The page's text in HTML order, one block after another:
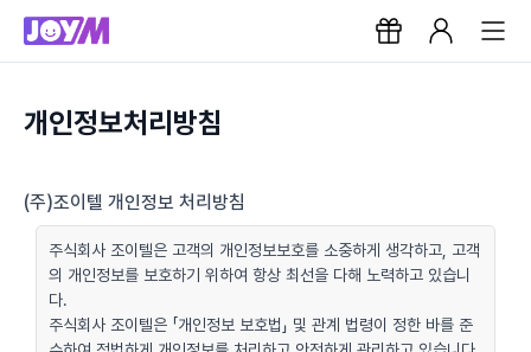
개인정보처리방침
(주)조이텔 개인정보 처리방침
주식회사 조이텔은 고객의 개인정보보호를 소중하게 생각하고, 고객
의 개인정보를 보호하기 위하여 항상 최선을 다해 노력하고 있습니
다.
주식회사 조이텔은 「개인정보 보호법」 및 관계 법령이 정한 바를 준